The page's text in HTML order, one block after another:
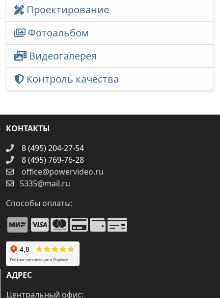
Проектирование
Фотоальбом
Видеогалерея
Контроль качества
КОНТАКТЫ
8 (495) 204-27-54
8 (495) 769-76-28
office@powervideo.ru
5335@mail.ru
Способы оплаты:
АДРЕС
Центральный офис: